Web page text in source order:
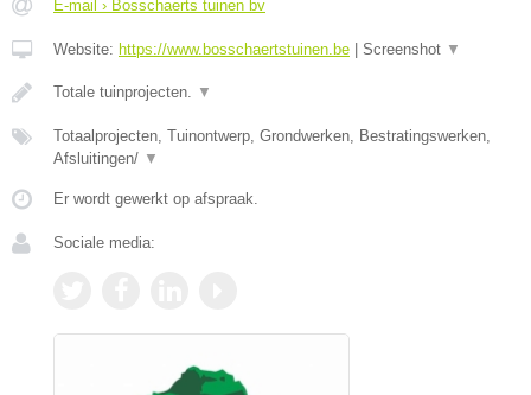
E-mail › Bosschaerts tuinen bv
Website: https://www.bosschaertstuinen.be | Screenshot ▼
Totale tuinprojecten. ▼
Totaalprojecten, Tuinontwerp, Grondwerken, Bestratingswerken,
Afsluitingen/ ▼
Er wordt gewerkt op afspraak.
Sociale media: